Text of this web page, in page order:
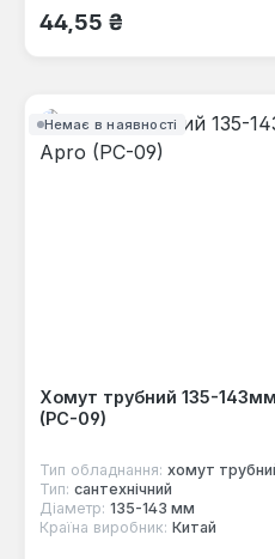
Звичайна ціна:
44,55 ₴
Немає в наявності
Хомут трубний 135-
(PC-09)
Тип обладнання: хомут
Тип: сантехнічний
Діаметр: 135-143 мм
Країна виробник: Китай